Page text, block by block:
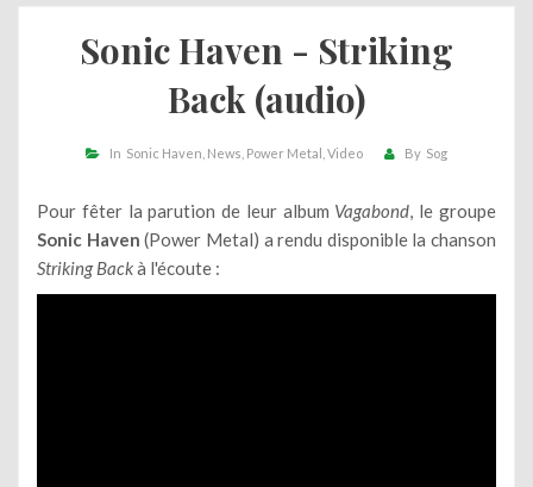
Sonic Haven - Striking
Back (audio)
In Sonic Haven News Power Metal Video By Sog
Pour fêter la parution de leur album Vagabond, le groupe
Sonic Haven (Power Metal) a rendu disponible la chanson
Striking Backà l'écoute :